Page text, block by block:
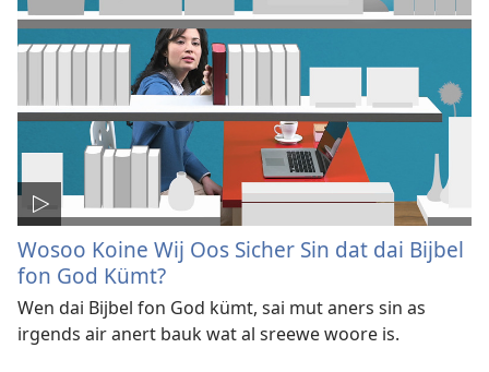
Wosoo Koine Wij Oos Sicher Sin dat dai Bijbel
fon God Kümt?
Wen dai Bijbel fon God kümt, sai mut aners sin as
irgends air anert bauk wat al sreewe woore is.